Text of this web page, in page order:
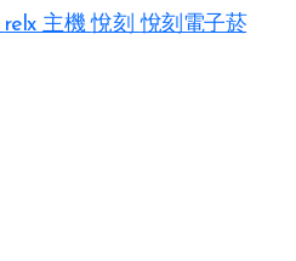
relx 主機悅刻悅刻電子菸